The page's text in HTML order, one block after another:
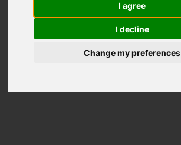
I agree
I decline
Change my preferences